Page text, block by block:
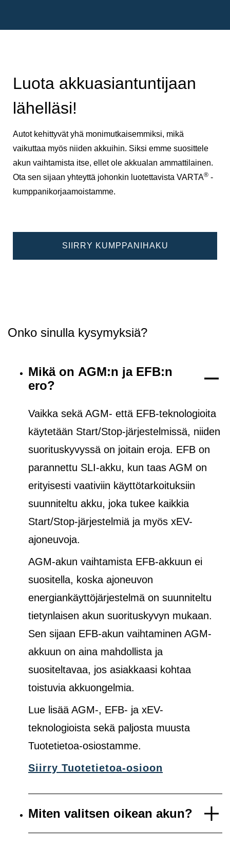
Luota akkuasiantuntijaan
lähelläsi!
Autot kehittyvät yhä monimutkaisemmiksi, mikä
vaikuttaa myös niiden akkuihin. Siksi emme suosittele
akun vaihtamista itse, ellet ole akkualan ammattilainen.
Ota sen sijaan yhteyttä johonkin luotettavista VARTA® -
kumppanikorjaamoistamme.
SIIRRY KUMPPANIHAKU
Onko sinulla kysymyksiä?
Mikä on AGM:n ja EFB:n
ero?
Vaikka sekä AGM- että EFB-teknologioita
käytetään Start/Stop-järjestelmissä, niiden
suorituskyvyssä on joitain eroja. EFB on
parannettu SLI-akku, kun taas AGM on
erityisesti vaativiin käyttötarkoituksiin
suunniteltu akku, joka tukee kaikkia
Start/Stop-järjestelmiä ja myös xEV-
ajoneuvoja.
AGM-akun vaihtamista EFB-akkuun ei
suositella, koska ajoneuvon
energiankäyttöjärjestelmä on suunniteltu
tietynlaisen akun suorituskyvyn mukaan.
Sen sijaan EFB-akun vaihtaminen AGM-
akkuun on aina mahdollista ja
suositeltavaa, jos asiakkaasi kohtaa
toistuvia akkuongelmia.
Lue lisää AGM-, EFB- ja xEV-
teknologioista sekä paljosta muusta
Tuotetietoa-osiostamme.
Siirry Tuotetietoa-osioon
Miten valitsen oikean akun?